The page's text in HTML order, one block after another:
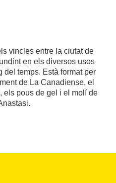
vincles entre la ciutat de
en els diversos usos
del temps. Està format per
de La Canadiense, el
els pous de gel i el molí de